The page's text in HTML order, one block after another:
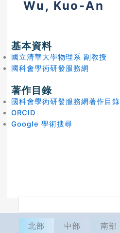
Wu, Kuo-An
基本資料
國立清華大學物理系 副教授
國科會學術研發服務網
著作目錄
國科會學術研發服務網著作目錄
ORCID
Google 學術搜尋
尋
北部 中部 南部